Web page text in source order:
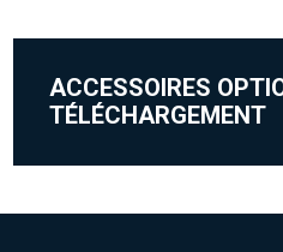
ACCESSOIRES
TÉLÉCHARGEMENT